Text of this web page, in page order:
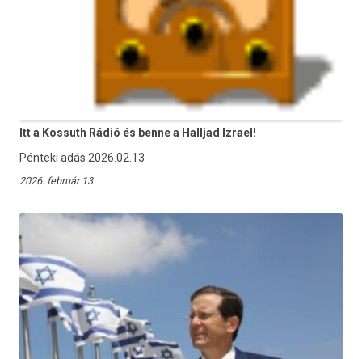
Itt a Kossuth Rádió és benne a Halljad Izrael!
Pénteki adás 2026.02.13
2026. február 13